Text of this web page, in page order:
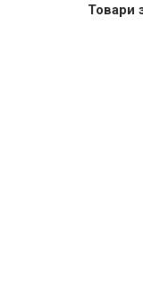
Товари